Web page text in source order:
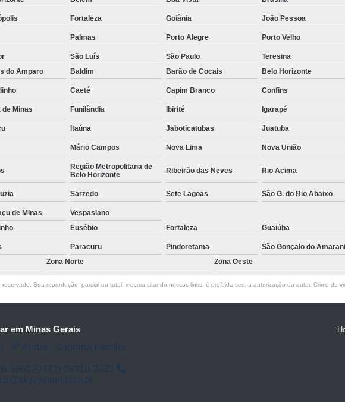
Rastreamento para Carros e
Monitoramento e Rastreamento de Frotas
Rastreamento de Frota Via
Rastreamento de Frotas Belo Horizonte
Rastreamento e Monitoramento
Rastreamento Veicular Frotas
Empresa de Rastreamento de
Empresa de
Empresa
Empresas de Monitoramento e
Rastreamento de Veículos
Rastreamento para Carros
Detector
Detector de Fadiga para Motorista
Sensor de Fadiga e Distração
Sensor
Fortaleza Goiânia João Pessoa
Palmas Porto Alegre Porto Velho
São Luís São Paulo Teresina
do Amparo Baldim Barão de Cocais Belo Horizonte
Caeté Capim Branco Confins
de Minas Funilândia Ibirité Igarapé
Itaúna Jaboticatubas Juatuba
Mário Campos Nova Lima Nova União
Região Metropolitana de
Belo Horizonte
Ribeirão das Neves Rio Acima
Sarzedo Sete Lagoas São G. do Rio Abaixo
de Minas
Vespasiano
Eusébio Fortaleza Guaiúba
Paracuru Pindoretama São Gonçalo do
Zona Norte Zona Oeste
Sua reprodução, parcial ou total, mesmo citando nossos links, é proibida sem a autorização do autor. Crime de
em Minas Gerais